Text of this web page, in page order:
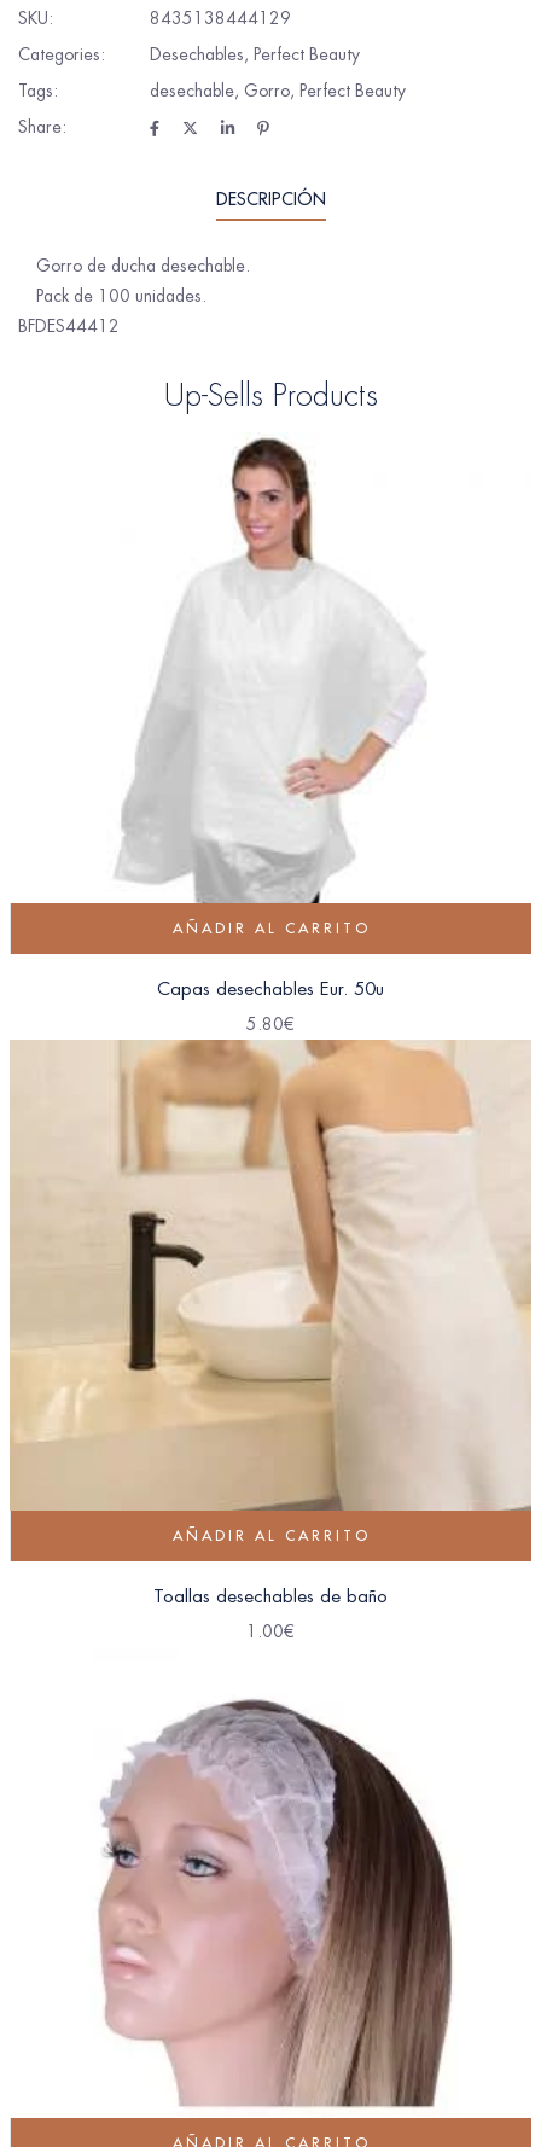
SKU:
8435138444129
Categories:
Desechables, Perfect Beauty
Tags:
desechable, Gorro, Perfect Beauty
Share:
DESCRIPCIÓN
Gorro de ducha desechable.
Pack de 100 unidades.
BFDES44412
Up-Sells Products
AÑADIR AL CARRITO
Capas desechables Eur. 50u
5.80€
AÑADIR AL CARRITO
Toallas desechables de baño
1.00€
AÑADIR AL CARRITO